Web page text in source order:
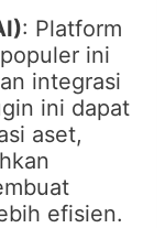
: Platform
ini
integrasi
ini dapat
aset,
efisien.